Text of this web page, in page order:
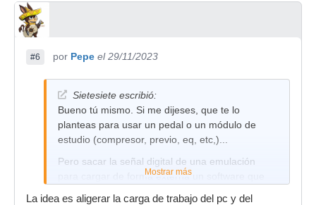
#6 por Pepe el 29/11/2023
Sietesiete escribió:
Bueno tú mismo. Si me dijeses, que te lo
planteas para usar un pedal o un módulo de
estudio (compresor, previo, eq, etc,)...
Pero sacar la señal digital de una emulación
para cargar de forma externa un software que
Mostrar más
La idea es aligerar la carga de trabajo del pc y del